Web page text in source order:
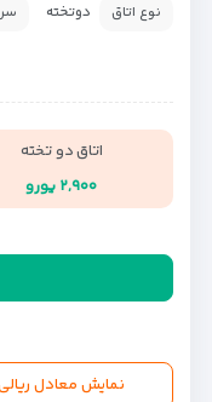
نوع اتاق دوتخته
اتاق دو تخته
۲,۹۰۰ یورو
نمایش معادل